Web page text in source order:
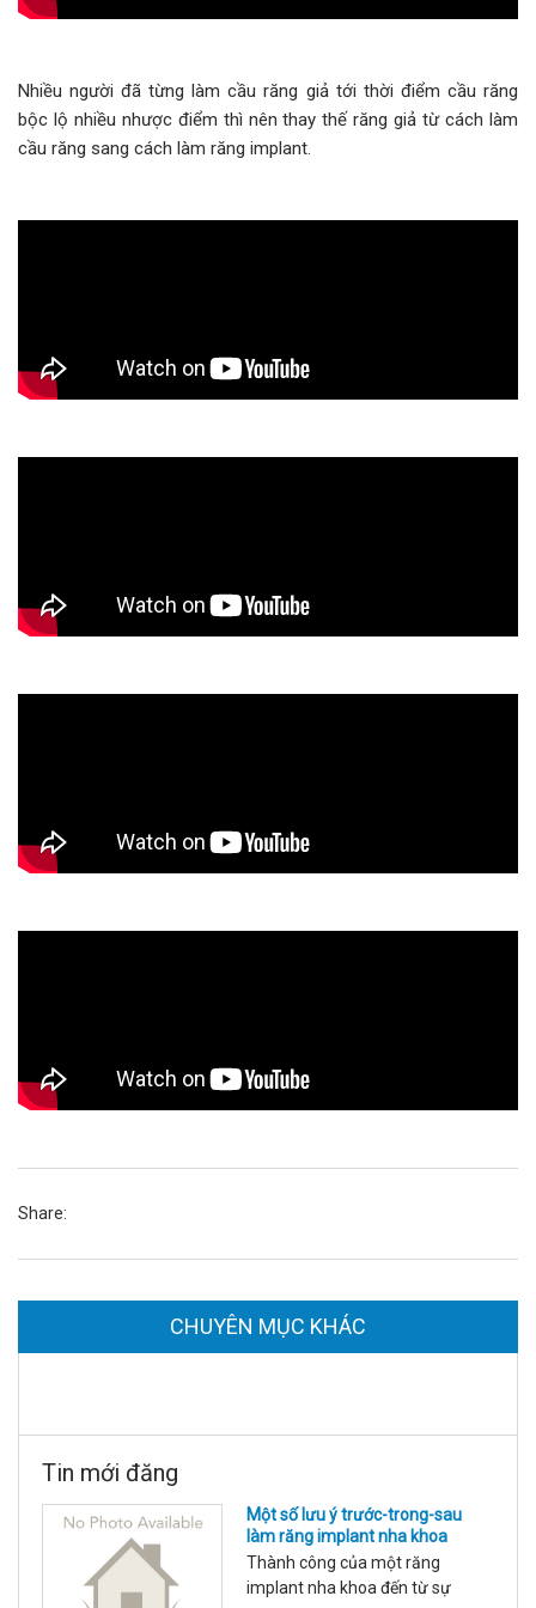
Nhiều người đã từng làm cầu răng giả tới thời điểm cầu răng
bộc lộ nhiều nhược điểm thì nên thay thế răng giả từ cách làm
cầu răng sang cách làm răng implant.
Share:
CHUYÊN MỤC KHÁC
Tin mới đăng
Một số lưu ý trước-trong-sau
làm răng implant nha khoa
Thành công của một răng
implant nha khoa đến từ sự